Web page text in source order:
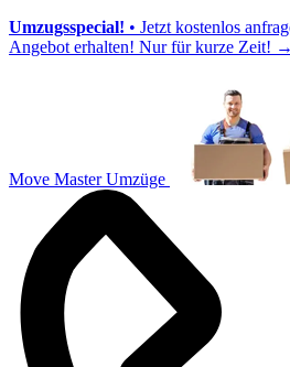
Umzugsspecial! • Jetzt kostenlos
Angebot erhalten! Nur für kurze Zeit! →
Move Master Umzüge